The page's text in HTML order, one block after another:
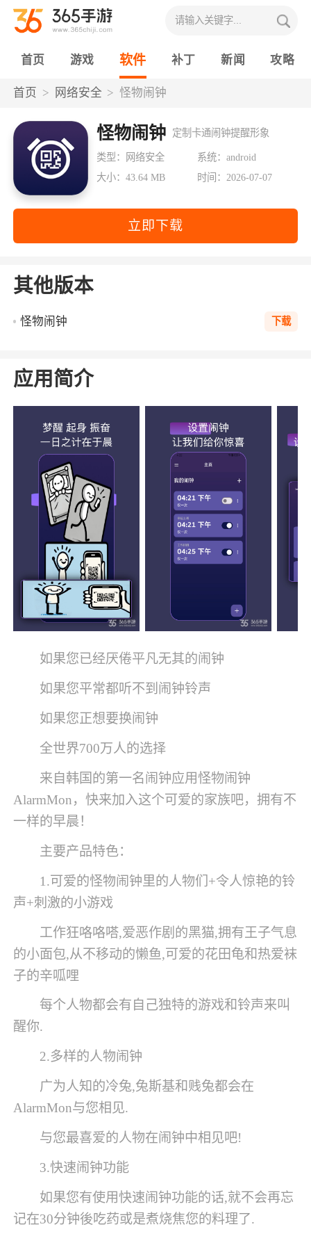
首页 游戏 软件 补丁 新闻 攻略
首页 网络安全 怪物闹钟
怪物闹钟 定制卡通闹钟提醒形象
类型：网络安全
系统：android
大小：43.64 MB
时间：2026-07-07
立即下载
其他版本
怪物闹钟 下载
应用简介
如果您已经厌倦平凡无其的闹钟
如果您平常都听不到闹钟铃声
如果您正想要换闹钟
全世界700万人的选择
来自韩国的第一名闹钟应用怪物闹钟
AlarmMon，快来加入这个可爱的家族吧，拥有不
一样的早晨！
主要产品特色：
1.可爱的怪物闹钟里的人物们+令人惊艳的铃
声+刺激的小游戏
工作狂咯咯嗒,爱恶作剧的黑猫,拥有王子气息
的小面包,从不移动的懒鱼,可爱的花田龟和热爱袜
子的辛呱哩
每个人物都会有自己独特的游戏和铃声来叫
醒你.
2.多样的人物闹钟
广为人知的冷兔,兔斯基和贱兔都会在
AlarmMon与您相见.
与您最喜爱的人物在闹钟中相见吧!
3.快速闹钟功能
如果您有使用快速闹钟功能的话,就不会再忘
记在30分钟後吃药或是煮烧焦您的料理了.